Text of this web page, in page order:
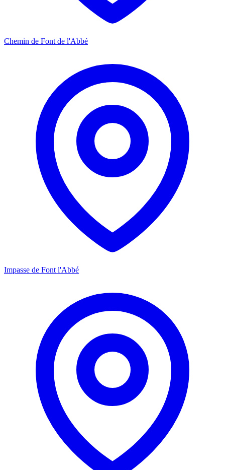
Chemin de Font de l'Abbé
Impasse de Font l'Abbé